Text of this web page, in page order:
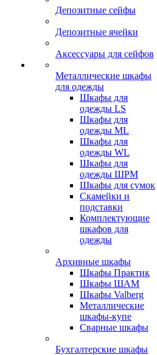
Депозитные сейфы
Депозитные ячейки
Аксессуары для сейфов
Металлические шкафы
для одежды
Шкафы для
одежды LS
Шкафы для
одежды ML
Шкафы для
одежды WL
Шкафы для
одежды ШРМ
Шкафы для сумок
Скамейки и
подставки
Комплектующие
шкафов для
одежды
Архивные шкафы
Шкафы Практик
Шкафы ШАМ
Шкафы Valberg
Металлические
шкафы-купе
Сварные шкафы
Бухгалтерские шкафы